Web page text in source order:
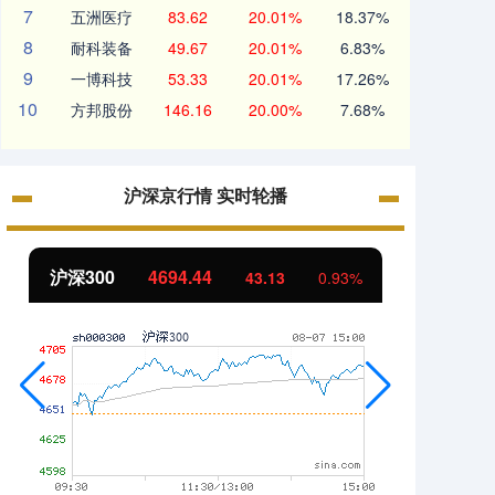
7 五洲医疗 83.62 20.01% 18.37%
8 耐科装备 49.67 20.01% 6.83%
9 一博科技 53.33 20.01% 17.26%
10 方邦股份 146.16 20.00% 7.68%
沪深京行情 实时轮播
北证50 1134.24 11.37 1.01%